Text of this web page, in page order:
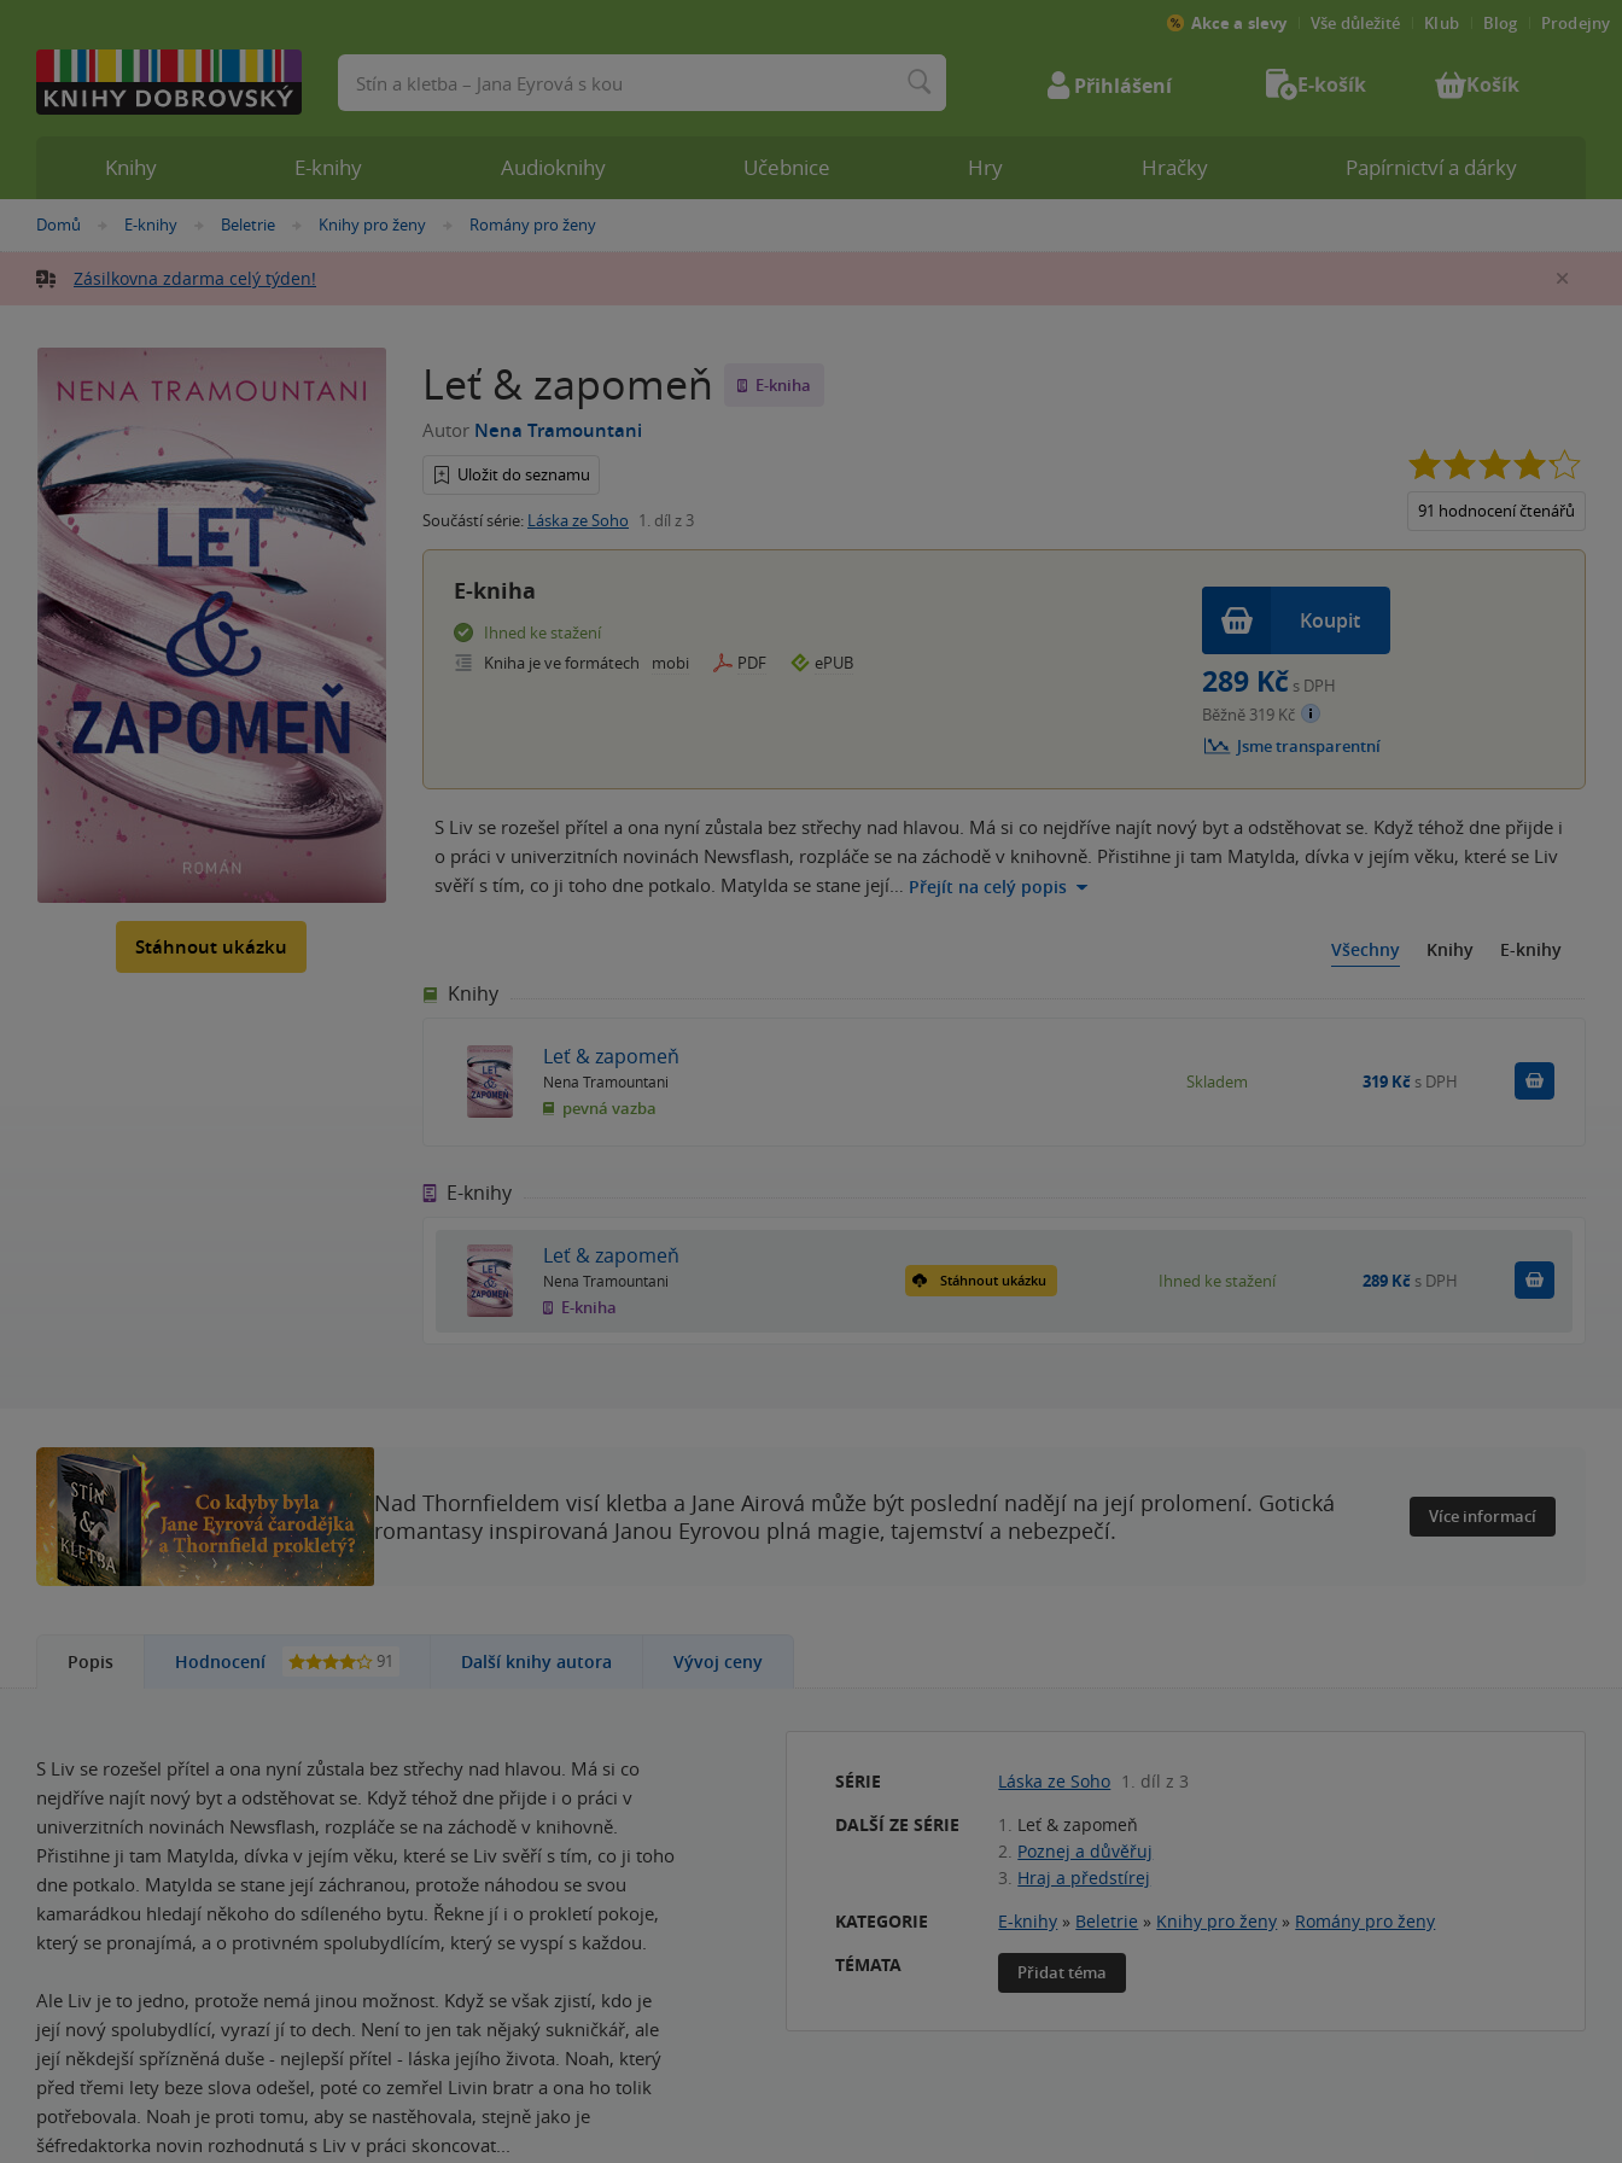
Nacházíte
zde:
Domů »
E-knihy »
Beletrie »
Knihy pro ženy »
Romány pro ženy
Zásilkovna zdarma celý týden!
Stáhnout ukázku
Leť & zapomeň E-kniha
Autor Nena Tramountani
Uložit do seznamu
Součástí série: Láska ze Soho 1. díl z 3 91 hodnocení čtenářů
E-kniha
Ihned ke stažení
Kniha je ve formátech
mobi PDF ePUB
Koupit
289 Kč s DPH
Běžně 319 Kč
Jsme transparentní
S Liv se rozešel přítel a ona nyní zůstala bez střechy nad hlavou. Má si co nejdříve najít nový byt a odstěhovat se. Když téhož dne přijde i
o práci v univerzitních novinách Newsflash, rozpláče se na záchodě v knihovně. Přistihne ji tam Matylda, dívka v jejím věku, které se Liv
svěří s tím, co ji toho dne potkalo. Matylda se stane její… Přejít na celý popis
Všechny Knihy E-knihy
Knihy
Leť & zapomeň
Nena Tramountani
pevná vazba
Skladem 319 Kč s DPH
E-knihy
Leť & zapomeň
Nena Tramountani
E-kniha
Stáhnout ukázku Ihned ke stažení 289 Kč s DPH Koupit
Nad Thornfieldem visí kletba a Jane Airová může být poslední nadějí na její prolomení. Gotická
romantasy inspirovaná Janou Eyrovou plná magie, tajemství a nebezpečí.
Více informací
Popis Hodnocení 91 Další knihy autora Vývoj ceny
S Liv se rozešel přítel a ona nyní zůstala bez střechy nad hlavou. Má si co
nejdříve najít nový byt a odstěhovat se. Když téhož dne přijde i o práci v
univerzitních novinách Newsflash, rozpláče se na záchodě v knihovně.
Přistihne ji tam Matylda, dívka v jejím věku, které se Liv svěří s tím, co ji toho
dne potkalo. Matylda se stane její záchranou, protože náhodou se svou
kamarádkou hledají někoho do sdíleného bytu. Řekne jí i o prokletí pokoje,
který se pronajímá, a o protivném spolubydlícím, který se vyspí s každou.
Ale Liv je to jedno, protože nemá jinou možnost. Když se však zjistí, kdo je
její nový spolubydlící, vyrazí jí to dech. Není to jen tak nějaký sukničkář, ale
její někdejší spřízněná duše - nejlepší přítel - láska jejího života. Noah, který
před třemi lety beze slova odešel, poté co zemřel Livin bratr a ona ho tolik
potřebovala. Noah je proti tomu, aby se nastěhovala, stejně jako je
šéfredaktorka novin rozhodnutá s Liv v práci skoncovat...
SÉRIE Láska ze Soho 1. díl z 3
DALŠÍ ZE SÉRIE
1. Leť & zapomeň
2. Poznej a důvěřuj
3. Hraj a předstírej
KATEGORIE
E-knihy » Beletrie » Knihy pro ženy » Romány pro ženy
TÉMATA
Přidat téma
Knihy E-knihy Audioknihy Učebnice Hry Hračky Papírnictví a dárky
Akce a slevy Vše důležité Klub Blog Prodejny
Vyhledávání Přihlášení E-košík Košík